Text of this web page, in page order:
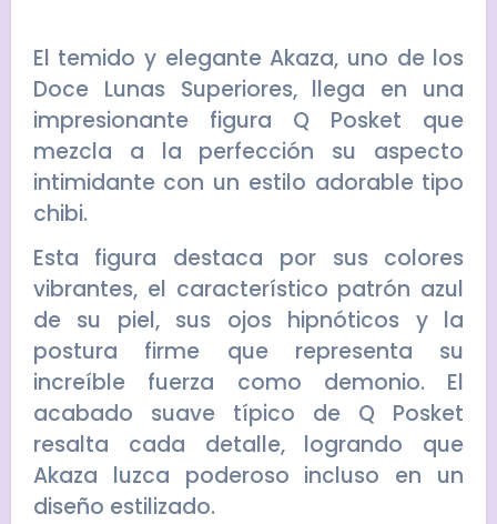
El temido y elegante Akaza, uno de los
Doce Lunas Superiores, llega en una
impresionante figura Q Posket que
mezcla a la perfección su aspecto
intimidante con un estilo adorable tipo
chibi.
Esta figura destaca por sus colores
vibrantes, el característico patrón azul
de su piel, sus ojos hipnóticos y la
postura firme que representa su
increíble fuerza como demonio. El
acabado suave típico de Q Posket
resalta cada detalle, logrando que
Akaza luzca poderoso incluso en un
diseño estilizado.